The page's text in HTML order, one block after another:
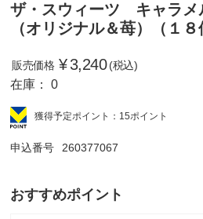
ザ・スウィーツ キャラメ
（オリジナル＆苺）（１８
販売価格 ¥3,240 (税込)
在庫：0
獲得予定ポイント：15ポイント
申込番号 260377067
おすすめポイント